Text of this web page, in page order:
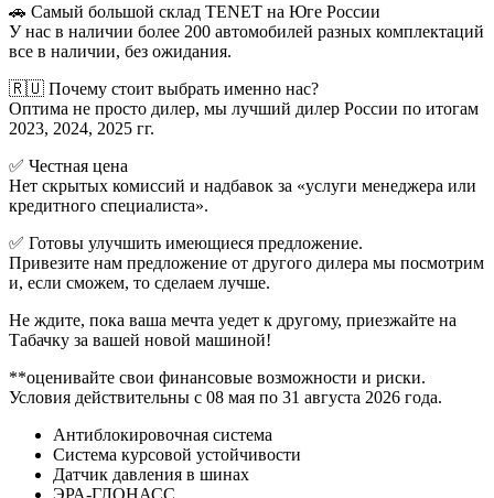
🚗 Самый большой склад TENET на Юге России
У нас в наличии более 200 автомобилей разных комплектаций
все в наличии, без ожидания.
🇷🇺 Почему стоит выбрать именно нас?
Оптима не просто дилер, мы лучший дилер России по итогам
2023, 2024, 2025 гг.
✅ Честная цена
Нет скрытых комиссий и надбавок за «услуги менеджера или
кредитного специалиста».
✅ Готовы улучшить имеющиеся предложение.
Привезите нам предложение от другого дилера мы посмотрим
и, если сможем, то сделаем лучше.
Не ждите, пока ваша мечта уедет к другому, приезжайте на
Табачку за вашей новой машиной!
**оценивайте свои финансовые возможности и риски.
Условия действительны с 08 мая по 31 августа 2026 года.
Антиблокировочная система
Система курсовой устойчивости
Датчик давления в шинах
ЭРА-ГЛОНАСС